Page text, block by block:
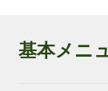
基本メニ